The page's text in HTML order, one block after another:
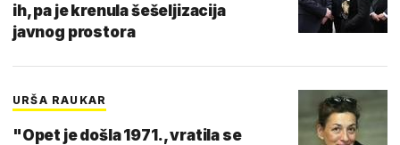
ih, pa je krenula šešeljizacija
javnog prostora
URŠA RAUKAR
"Opet je došla 1971., vratila se